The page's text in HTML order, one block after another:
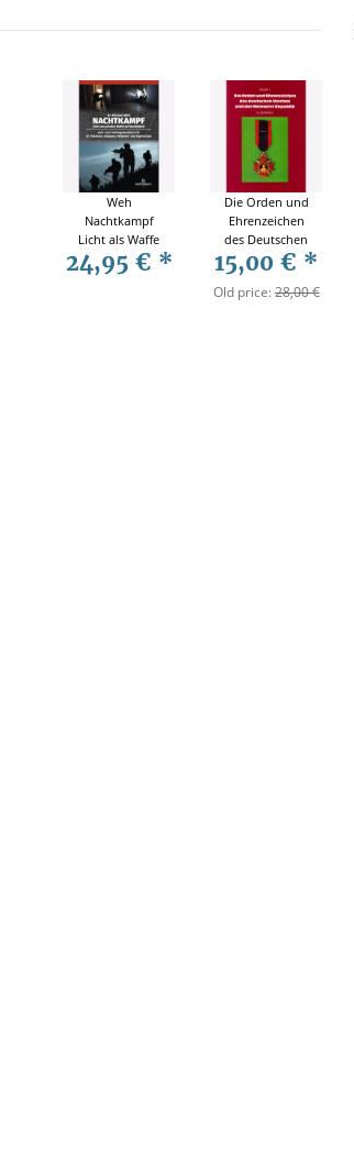
Weh
Nachtkampf
Licht als Waffe
Lehr
Trainingshandbuch
24,95 € *
Die Orden und
Ehrenzeichen
des Deutschen
Reiches und
der Weimarer
Republik
15,00 € *
Old price:28,00 €